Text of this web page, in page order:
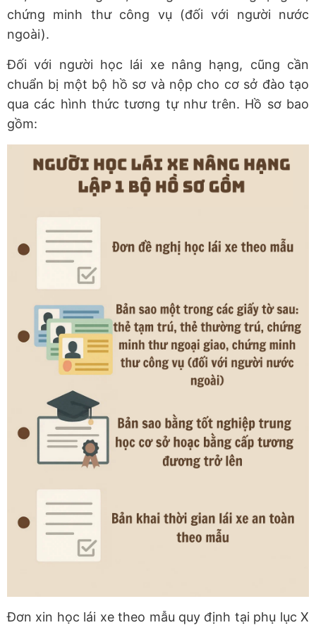
chứng minh thư công vụ (đối với người nước
ngoài).
Đối với người học lái xe nâng hạng, cũng cần
chuẩn bị một bộ hồ sơ và nộp cho cơ sở đào tạo
qua các hình thức tương tự như trên. Hồ sơ bao
gồm:
Đơn xin học lái xe theo mẫu quy định tại phụ lục X